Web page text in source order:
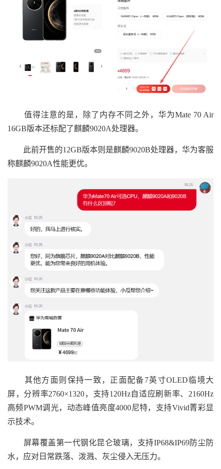
值得注意的是，除了内存不同之外，华为Mate 70 Air
16GB版本还标配了麒麟9020A处理器。
此前开售的12GB版本则是麒麟9020B处理器，华为客服
称麒麟9020A性能更优。
其他方面则保持一致，正面配备7英寸OLED临境大
屏，分辨率2760×1320，支持120Hz自适应刷新率、2160Hz
高频PWM调光，动态峰值亮度4000尼特，支持Vivid菁彩显
示技术。
屏幕覆盖第一代钢化昆仑玻璃，支持IP68&IP69防尘防
水，应对日常跌落、泼溅、灰尘侵入无压力。